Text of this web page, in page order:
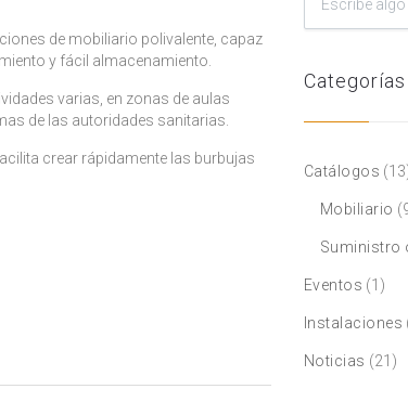
de mobiliario polivalente, capaz
y fácil almacenamiento.
varias, en zonas de aulas
de las autoridades sanitarias.
crear rápidamente las burbujas
Categorías
Catálogos
Mobiliario
Suministro
Eventos (1)
Instalaciones
Noticias (21)